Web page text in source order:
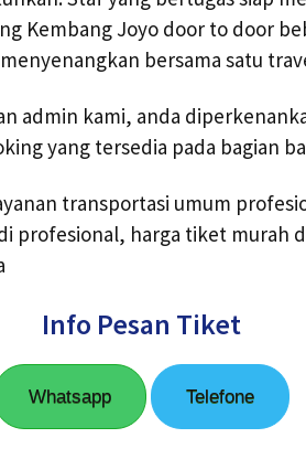
Kembang Joyo door to door
bersama satu
admin kami, anda
yang tersedia pada bagian
transportasi umum
profesional, harga tiket murah
Info Pesan Tiket
Whatsapp Telefone